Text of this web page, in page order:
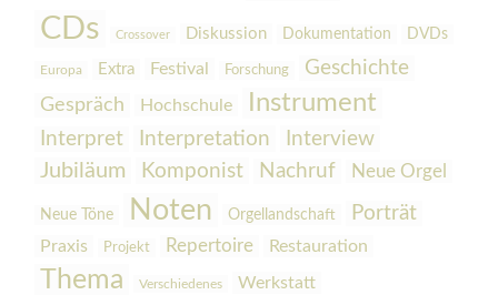
CDs Crossover Diskussion Dokumentation DVDs
Europa Extra Festival Forschung Geschichte
Gespräch Hochschule Instrument
Interpret Interpretation
Interview
Jubiläum
Komponist Nachruf Neue Orgel
Neue Töne Noten Orgellandschaft Porträt
Praxis Projekt Repertoire Restauration
Thema Verschiedenes Werkstatt